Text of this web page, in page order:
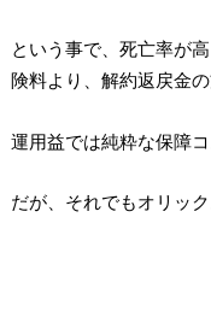
という事で、死亡率が
険料より、解約返戻金
運用益では純粋な保障
だが、それでもオリッ